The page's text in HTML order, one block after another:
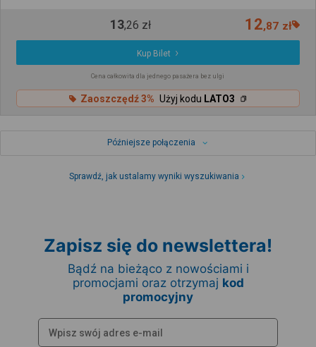
13,26 zł 12,87 zł
Kup Bilet
Cena całkowita dla jednego pasażera bez ulgi
Zaoszczędź 3% Użyj kodu LATO3
Późniejsze połączenia
Sprawdź, jak ustalamy wyniki wyszukiwania
Zapisz się do newslettera!
Bądź na bieżąco z nowościami i
promocjami oraz otrzymaj kod
promocyjny